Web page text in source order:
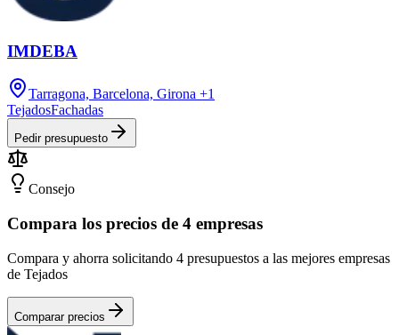
IMDEBA
Tarragona, Barcelona, Girona +1
TejadosFachadas
Pedir presupuesto
Consejo
Compara los precios de 4 empresas
Compara y ahorra solicitando 4 presupuestos a las mejores empresas
de Tejados
Comparar precios